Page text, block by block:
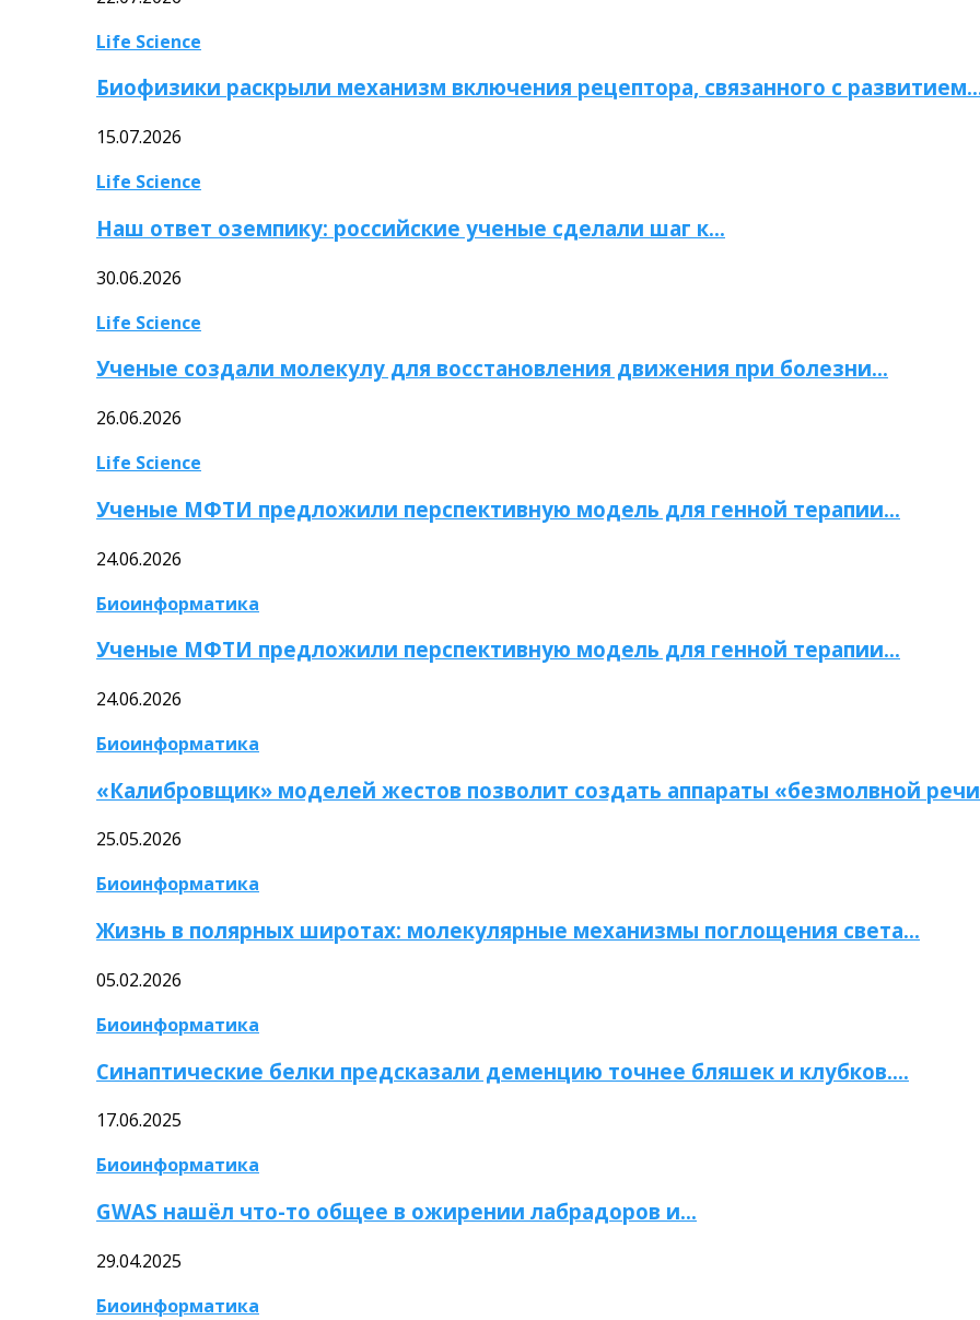
Life Science
Биофизики раскрыли механизм включения рецептора, связанного с
15.07.2026
Life Science
Наш ответ оземпику: российские ученые сделали шаг к…
30.06.2026
Life Science
Ученые создали молекулу для восстановления движения при болезни…
26.06.2026
Life Science
Ученые МФТИ предложили перспективную модель для генной терапии…
24.06.2026
Биоинформатика
Ученые МФТИ предложили перспективную модель для генной терапии…
24.06.2026
Биоинформатика
«Калибровщик» моделей жестов позволит создать аппараты «безмолвной
25.05.2026
Биоинформатика
Жизнь в полярных широтах: молекулярные механизмы поглощения света…
05.02.2026
Биоинформатика
Синаптические белки предсказали деменцию точнее бляшек и клубков….
17.06.2025
Биоинформатика
GWAS нашёл что-то общее в ожирении лабрадоров и…
29.04.2025
Биоинформатика